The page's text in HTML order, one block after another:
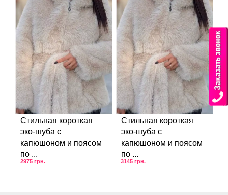
Стильная короткая
эко-шуба с
капюшоном и поясом
по ...
2975грн.
Стильная короткая
эко-шуба с
капюшоном и поясом
по ...
3145 грн.